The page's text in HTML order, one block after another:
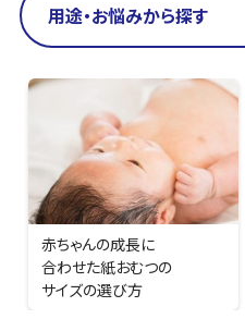
用途・お悩みから探す
赤ちゃんの成長に
合わせた紙おむつの
サイズの選び方